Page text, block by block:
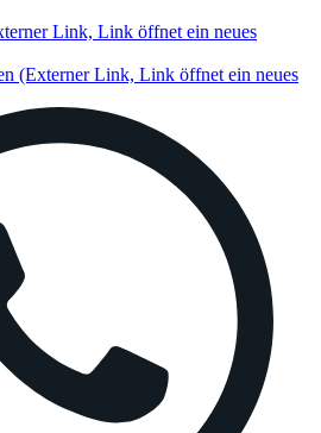
Link, Link öffnet ein neues
(Externer Link, Link öffnet ein neues